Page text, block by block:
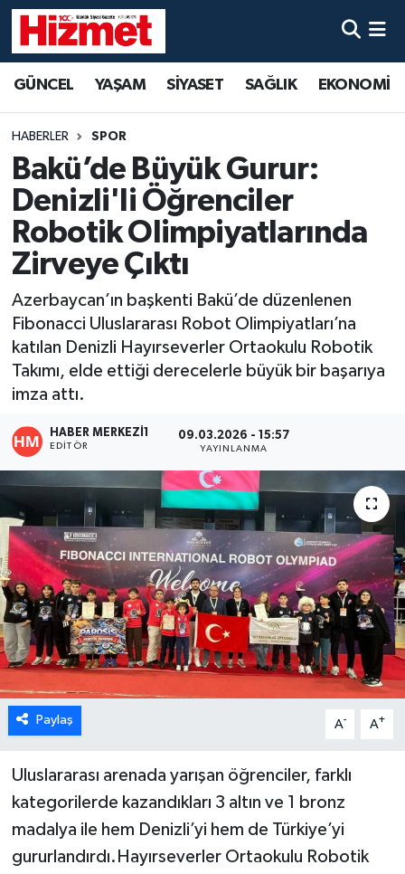
GÜNCEL YAŞAM SİYASET SAĞLIK EKONOMİ
HABERLER SPOR
Bakü’de Büyük Gurur:
Denizli'li Öğrenciler
Robotik Olimpiyatlarında
Zirveye Çıktı
Azerbaycan’ın başkenti Bakü’de düzenlenen
Fibonacci Uluslararası Robot Olimpiyatları’na
katılan Denizli Hayırseverler Ortaokulu Robotik
Takımı, elde ettiği derecelerle büyük bir başarıya
imza attı.
HABER MERKEZI1
EDITÖR
09.03.2026 - 15:57
YAYINLANMA
Paylaş A- A+
Uluslararası arenada yarışan öğrenciler, farklı
kategorilerde kazandıkları 3 altın ve 1 bronz
madalya ile hem Denizli’yi hem de Türkiye’yi
gururlandırdı.Hayırseverler Ortaokulu Robotik
YAŞAM
SİYASET
SAĞLIK
KÜLTÜR SANAT
SPOR
MAGAZİN
ÖZEL HABER
DTO
RESMİ REKLAM
Denizli Hava Durumu
Denizli Trafik Yoğunluk Haritası
Süper Lig Puan Durumu ve Fikstür
Tüm Manşetler
Son Dakika Haberleri
Haber Arşivi